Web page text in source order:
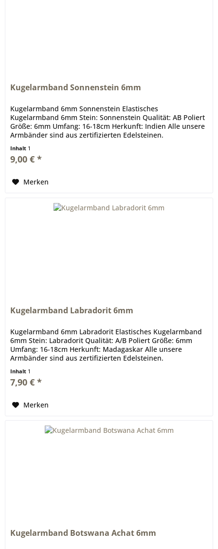
Kugelarmband Sonnenstein 6mm
Kugelarmband 6mm Sonnenstein Elastisches
Kugelarmband 6mm Stein: Sonnenstein Qualität: AB Poliert
Größe: 6mm Umfang: 16-18cm Herkunft: Indien Alle unsere
Armbänder sind aus zertifizierten Edelsteinen.
Inhalt 1
9,00 € *
Merken
Kugelarmband Labradorit 6mm
Kugelarmband 6mm Labradorit Elastisches Kugelarmband
6mm Stein: Labradorit Qualität: A/B Poliert Größe: 6mm
Umfang: 16-18cm Herkunft: Madagaskar Alle unsere
Armbänder sind aus zertifizierten Edelsteinen.
Inhalt 1
7,90 € *
Merken
Kugelarmband Botswana Achat 6mm